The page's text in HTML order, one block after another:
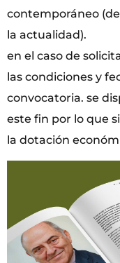
contemporáneo
la actualidad).
en el caso de
las condiciones y
convocatoria. se
este fin por lo que
la dotación